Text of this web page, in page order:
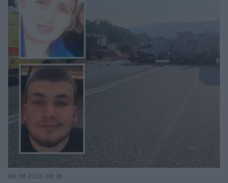
08.08.2026, 08:36